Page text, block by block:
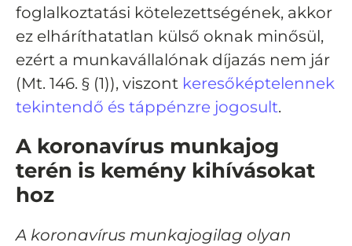
foglalkoztatási kötelezettségének, akkor
ez elháríthatatlan külső oknak minősül,
ezért a munkavállalónak díjazás nem jár
(Mt. 146. § (1)), viszont keresőképtelennek
tekintendő és táppénzre jogosult.
A koronavírus munkajog
terén is kemény kihívásokat
hoz
A koronavírus munkajogilag olyan